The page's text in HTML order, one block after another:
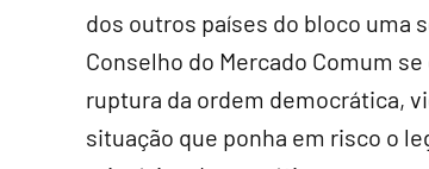
dos outros países do bloco uma
Conselho do Mercado Comum
ruptura da ordem democrática,
situação que ponha em risco o